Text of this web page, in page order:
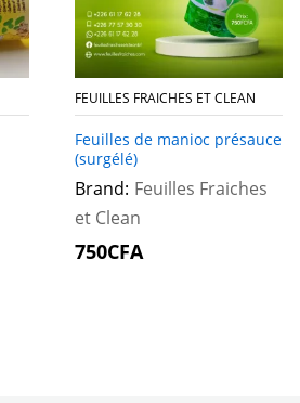
FEUILLES FRAICHES ET CLEAN
Feuilles de manioc présauce
(surgélé)
Brand: Feuilles Fraiches
et Clean
750CFA
750CFA